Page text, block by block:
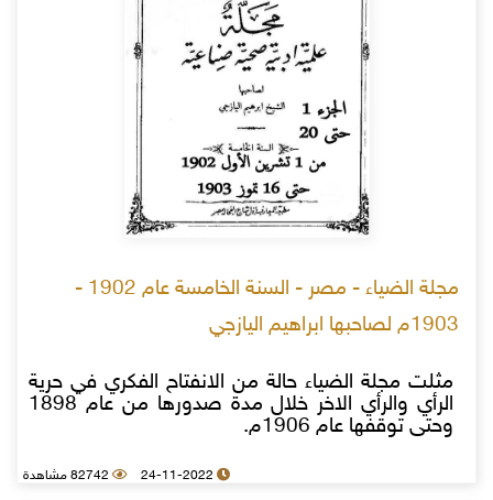
مجلة الضياء - مصر - السنة الخامسة عام 1902 -
1903م لصاحبها ابراهيم اليازجي
مثلت مجلة الضياء حالة من الانفتاح الفكري في حرية
الرأي والرأي الاخر خلال مدة صدورها من عام 1898
وحتى توقفها عام 1906م.
24-11-2022 82742 مشاهدة